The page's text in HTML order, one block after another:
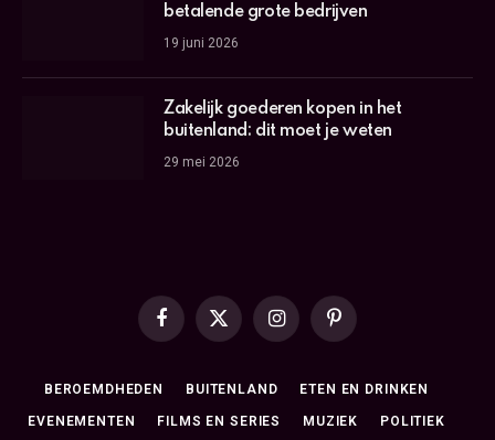
betalende grote bedrijven
19 juni 2026
Zakelijk goederen kopen in het
buitenland: dit moet je weten
29 mei 2026
Facebook
X
InstagramPinterest
BEROEMDHEDEN BUITENLAND ETEN EN DRINKEN
EVENEMENTEN FILMS EN SERIES MUZIEK POLITIEK